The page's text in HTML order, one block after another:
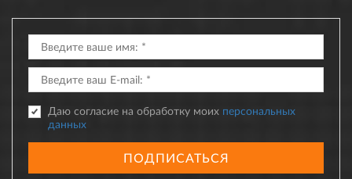
Даю согласие на обработку моих персональных
данных
ПОДПИСАТЬСЯ